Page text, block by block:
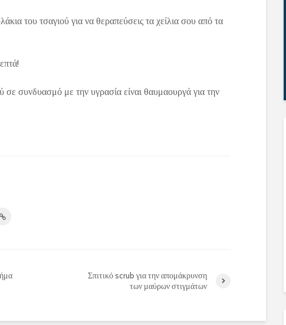
του τσαγιού για να θεραπεύσεις τα χείλια σου από τα
σε συνδυασμό με την υγρασία είναι θαυμαουργά για την
Σπιτικό scrub για την απομάκρυνση
των μαύρων στιγμάτων